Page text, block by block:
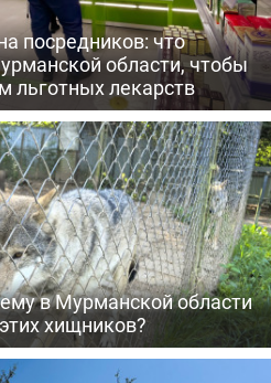
посредников: что
области, чтобы
льготных лекарств
в Мурманской области
хищников?